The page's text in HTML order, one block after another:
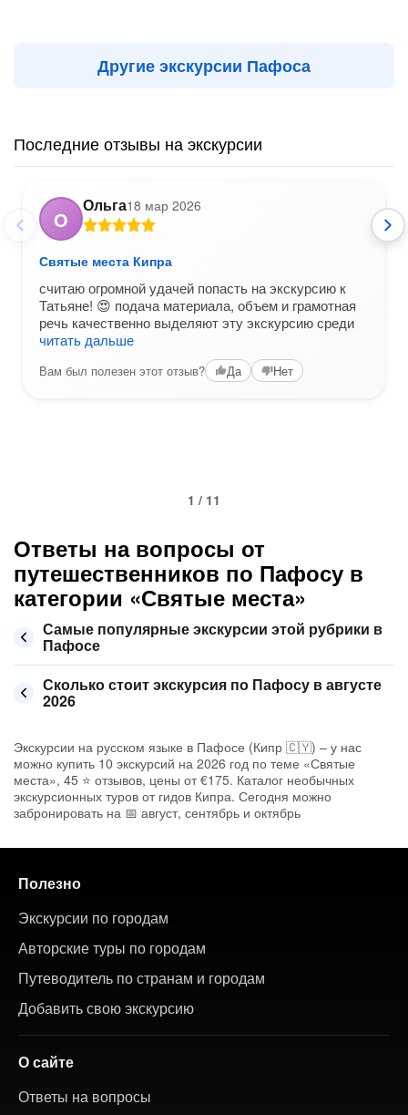
Другие экскурсии Пафоса
Последние отзывы на экскурсии
О
Ольга18 мар 2026
Святые места Кипра
считаю огромной удачей попасть на экскурсию к
Татьяне! 😍 подача материала, объем и грамотная
речь качественно выделяют эту экскурсию среди
читать дальше
Вам был полезен этот отзыв? Да Нет
1 / 11
Ответы на вопросы от
путешественников по Пафосу в
категории «Святые места»
Самые популярные экскурсии этой рубрики в
Пафосе
Сколько стоит экскурсия по Пафосу в августе
2026
Экскурсии на русском языке в Пафосе (Кипр 🇨🇾) – у нас
можно купить 10 экскурсий на 2026 год по теме «Святые
места», 45 ⭐ отзывов, цены от €175. Каталог необычных
экскурсионных туров от гидов Кипра. Сегодня можно
забронировать на 📅 август, сентябрь и октябрь
Полезно
Экскурсии по городам
Авторские туры по городам
Путеводитель по странам и городам
Добавить свою экскурсию
О сайте
Ответы на вопросы